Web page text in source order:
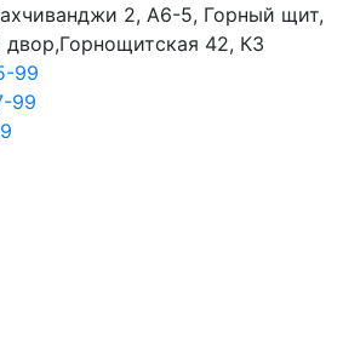
2, А6-5, Горный щит,
42, К3
99
99